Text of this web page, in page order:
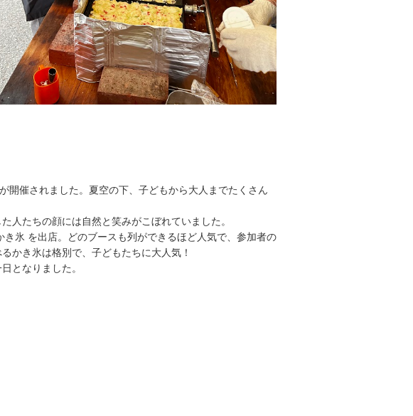
開催されました。夏空の下、子どもから大人までたくさん
人たちの顔には自然と笑みがこぼれていました。
氷 を出店。どのブースも列ができるほど人気で、参加者の
かき氷は格別で、子どもたちに大人気！
となりました。